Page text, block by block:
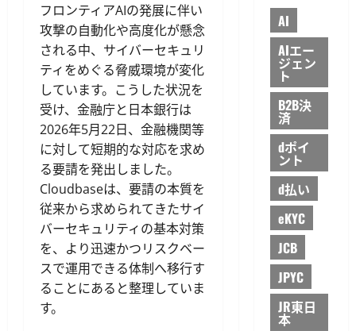
フロンティアAIの発展に伴い
攻撃の自動化や高度化が懸念
される中、サイバーセキュリ
ティをめぐる脅威環境が変化
しています。こうした状況を
受け、金融庁と日本銀行は
2026年5月22日、金融機関等
に対して短期的な対応を求め
る要請を発出しました。
Cloudbaseは、要請の本質を
従来から求められてきたサイ
バーセキュリティの基本対策
を、より迅速かつリスクベー
スで運用できる体制へ移行す
ることにあると整理していま
す。
AI
AIエー
ジェン
ト
B2B決
済
dポイ
ント
d払い
eKYC
JCB
JPYC
JR東日
本